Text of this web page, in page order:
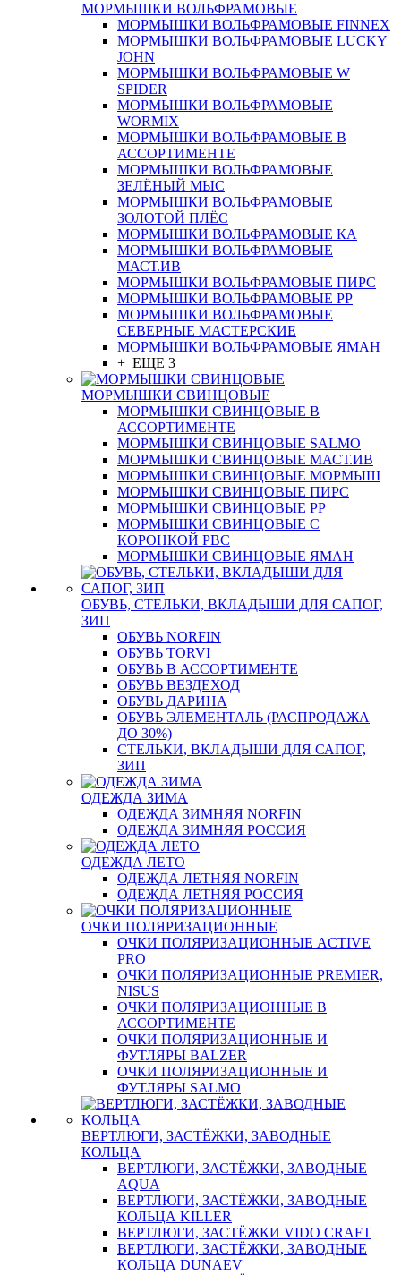
МОРМЫШКИ ВОЛЬФРАМОВЫЕ
МОРМЫШКИ ВОЛЬФРАМОВЫЕ FINNEX
МОРМЫШКИ ВОЛЬФРАМОВЫЕ LUCKY
JOHN
МОРМЫШКИ ВОЛЬФРАМОВЫЕ W
SPIDER
МОРМЫШКИ ВОЛЬФРАМОВЫЕ
WORMIX
МОРМЫШКИ ВОЛЬФРАМОВЫЕ В
АССОРТИМЕНТЕ
МОРМЫШКИ ВОЛЬФРАМОВЫЕ
ЗЕЛЁНЫЙ МЫС
МОРМЫШКИ ВОЛЬФРАМОВЫЕ
ЗОЛОТОЙ ПЛЁС
МОРМЫШКИ ВОЛЬФРАМОВЫЕ КА
МОРМЫШКИ ВОЛЬФРАМОВЫЕ
МАСТ.ИВ
МОРМЫШКИ ВОЛЬФРАМОВЫЕ ПИРС
МОРМЫШКИ ВОЛЬФРАМОВЫЕ РР
МОРМЫШКИ ВОЛЬФРАМОВЫЕ
СЕВЕРНЫЕ МАСТЕРСКИЕ
МОРМЫШКИ ВОЛЬФРАМОВЫЕ ЯМАН
+ ЕЩЕ 3
МОРМЫШКИ СВИНЦОВЫЕ
МОРМЫШКИ СВИНЦОВЫЕ В
АССОРТИМЕНТЕ
МОРМЫШКИ СВИНЦОВЫЕ SALMO
МОРМЫШКИ СВИНЦОВЫЕ МАСТ.ИВ
МОРМЫШКИ СВИНЦОВЫЕ МОРМЫШ
МОРМЫШКИ СВИНЦОВЫЕ ПИРС
МОРМЫШКИ СВИНЦОВЫЕ РР
МОРМЫШКИ СВИНЦОВЫЕ С
КОРОНКОЙ РВС
МОРМЫШКИ СВИНЦОВЫЕ ЯМАН
ОБУВЬ, СТЕЛЬКИ, ВКЛАДЫШИ ДЛЯ САПОГ,
ЗИП
ОБУВЬ NORFIN
ОБУВЬ TORVI
ОБУВЬ В АССОРТИМЕНТЕ
ОБУВЬ ВЕЗДЕХОД
ОБУВЬ ДАРИНА
ОБУВЬ ЭЛЕМЕНТАЛЬ (РАСПРОДАЖА
ДО 30%)
СТЕЛЬКИ, ВКЛАДЫШИ ДЛЯ САПОГ,
ЗИП
ОДЕЖДА ЗИМА
ОДЕЖДА ЗИМНЯЯ NORFIN
ОДЕЖДА ЗИМНЯЯ РОССИЯ
ОДЕЖДА ЛЕТО
ОДЕЖДА ЛЕТНЯЯ NORFIN
ОДЕЖДА ЛЕТНЯЯ РОССИЯ
ОЧКИ ПОЛЯРИЗАЦИОННЫЕ
ОЧКИ ПОЛЯРИЗАЦИОННЫЕ ACTIVE
PRO
ОЧКИ ПОЛЯРИЗАЦИОННЫЕ PREMIER,
NISUS
ОЧКИ ПОЛЯРИЗАЦИОННЫЕ В
АССОРТИМЕНТЕ
ОЧКИ ПОЛЯРИЗАЦИОННЫЕ И
ФУТЛЯРЫ BALZER
ОЧКИ ПОЛЯРИЗАЦИОННЫЕ И
ФУТЛЯРЫ SALMO
ВЕРТЛЮГИ, ЗАСТЁЖКИ, ЗАВОДНЫЕ
КОЛЬЦА
ВЕРТЛЮГИ, ЗАСТЁЖКИ, ЗАВОДНЫЕ
AQUA
ВЕРТЛЮГИ, ЗАСТЁЖКИ, ЗАВОДНЫЕ
КОЛЬЦА KILLER
ВЕРТЛЮГИ, ЗАСТЁЖКИ VIDO CRAFT
ВЕРТЛЮГИ, ЗАСТЁЖКИ, ЗАВОДНЫЕ
КОЛЬЦА DUNAEV